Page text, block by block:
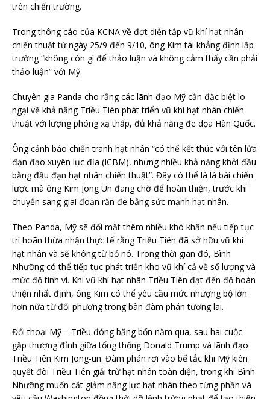
trên chiến trường.
Trong thông cáo của KCNA về đợt diễn tập vũ khí hạt nhân
chiến thuật từ ngày 25/9 đến 9/10, ông Kim tái khẳng định lập
trường “không còn gì để thảo luận và không cảm thấy cần phải
thảo luận” với Mỹ.
Chuyên gia Panda cho rằng các lãnh đạo Mỹ cần đặc biệt lo
ngại về khả năng Triều Tiên phát triển vũ khí hạt nhân chiến
thuật với lượng phóng xạ thấp, đủ khả năng đe dọa Hàn Quốc.
Ông cảnh báo chiến tranh hạt nhân “có thể kết thúc với tên lửa
đạn đạo xuyên lục địa (ICBM), nhưng nhiều khả năng khởi đầu
bằng đầu đạn hạt nhân chiến thuật”. Đây có thể là lá bài chiến
lược mà ông Kim Jong Un đang chờ để hoàn thiện, trước khi
chuyển sang giai đoạn răn đe bằng sức mạnh hạt nhân.
Theo Panda, Mỹ sẽ đối mặt thêm nhiều khó khăn nếu tiếp tục
trì hoãn thừa nhận thực tế rằng Triều Tiên đã sở hữu vũ khí
hạt nhân và sẽ không từ bỏ nó. Trong thời gian đó, Bình
Nhưỡng có thể tiếp tục phát triển kho vũ khí cả về số lượng và
mức độ tinh vi. Khi vũ khí hạt nhân Triều Tiên đạt đến độ hoàn
thiện nhất định, ông Kim có thể yêu cầu mức nhượng bộ lớn
hơn nữa từ đối phương trong bàn đàm phán tương lai.
Đối thoại Mỹ – Triều đóng băng bốn năm qua, sau hai cuộc
gặp thượng đỉnh giữa tổng thống Donald Trump và lãnh đạo
Triều Tiên Kim Jong-un. Đàm phán rơi vào bế tắc khi Mỹ kiên
quyết đòi Triều Tiên giải trừ hạt nhân toàn diện, trong khi Bình
Nhưỡng muốn cắt giảm năng lực hạt nhân theo từng phần và